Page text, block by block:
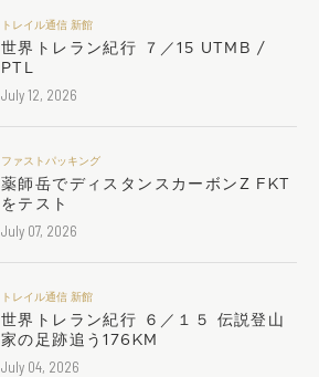
トレイル通信 新館
世界トレラン紀行 ７／15 UTMB /
PTL
July 12, 2026
ファストパッキング
薬師岳でディスタンスカーボンZ FKT
をテスト
July 07, 2026
トレイル通信 新館
世界トレラン紀行 ６／１５ 伝説登山
家の足跡追う176KM
July 04, 2026